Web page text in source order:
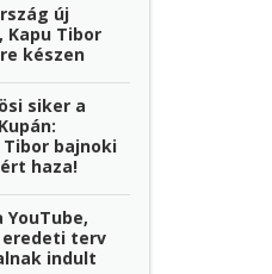
új
Kapu Tibor
készen
siker a
bajnoki
haza!
YouTube,
eredeti terv
indult